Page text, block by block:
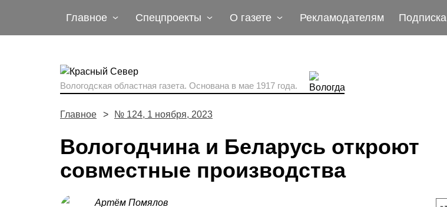
Главное Спецпроекты О газете Рекламодателям Подписка
Вологодская областная газета. Основана в мае 1917 года.
Главное № 124, 1 ноября, 2023
Вологодчина и Беларусь откроют
совместные производства
Артём Помялов